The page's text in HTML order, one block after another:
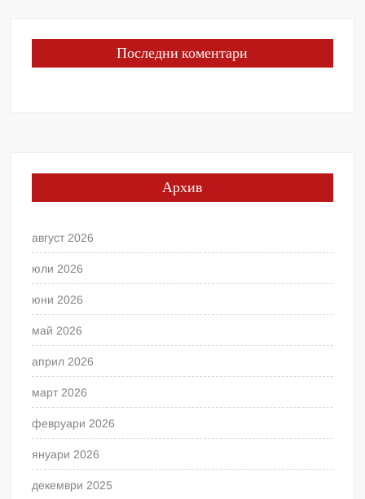
Последни коментари
Архив
август 2026
юли 2026
юни 2026
май 2026
април 2026
март 2026
февруари 2026
януари 2026
декември 2025